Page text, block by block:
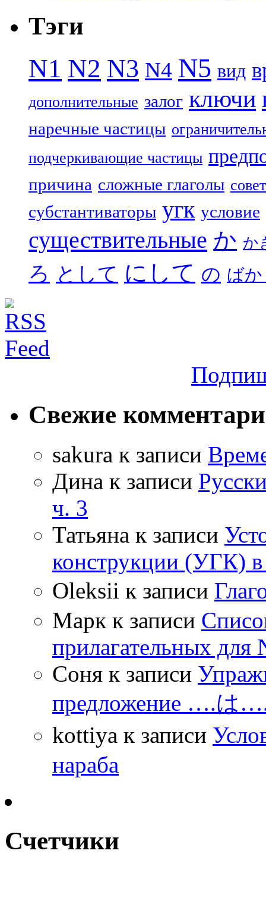
Тэги
N1 N2 N3 N4 N5 вид
дополнительные залог ключи
наречные частицы
подчеркивающие частицы
причина сложные глаголы совет
субстантиваторы угк условие
существительные か か
ろ として にして の ば
Свежие
sakura к записи
Дина к записи
ч. 3
Татьяна к записи
конструкции (УГК) в
Oleksii к записи
Марк к записи
прилагательных для
Соня к записи
предложение ….は
kottiya к записи
нараба
Счетчики